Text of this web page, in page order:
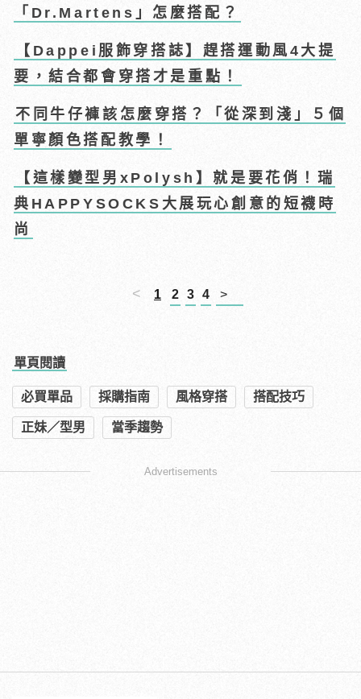
「Dr.Martens」怎麼搭配？
【Dappei服飾穿搭誌】趕搭運動風4大提
要，結合都會穿搭才是重點！
不同牛仔褲該怎麼穿搭？「從深到淺」５個
單寧顏色搭配教學！
【這樣變型男xPolysh】就是要花俏！瑞
典HAPPYSOCKS大展玩心創意的短襪時
尚
< 1 2 3 4 >
單頁閱讀
必買單品 採購指南 風格穿搭 搭配技巧
正妹／型男 當季趨勢
Advertisements